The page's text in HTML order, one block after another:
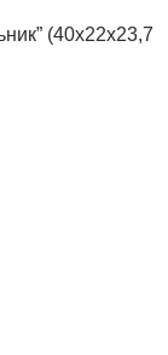
(40х22х23,7